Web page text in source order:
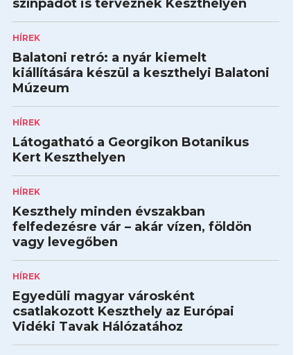
színpadot is terveznek Keszthelyen
HÍREK
Balatoni retró: a nyár kiemelt
kiállítására készül a keszthelyi Balatoni
Múzeum
HÍREK
Látogatható a Georgikon Botanikus
Kert Keszthelyen
HÍREK
Keszthely minden évszakban
felfedezésre vár – akár vízen, földön
vagy levegőben
HÍREK
Egyedüli magyar városként
csatlakozott Keszthely az Európai
Vidéki Tavak Hálózatához